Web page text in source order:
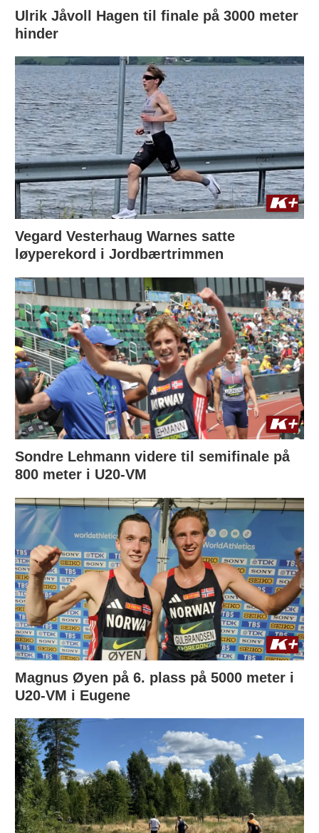
Ulrik Jåvoll Hagen til finale på 3000 meter
hinder
Vegard Vesterhaug Warnes satte
løyperekord i Jordbærtrimmen
Sondre Lehmann videre til semifinale på
800 meter i U20-VM
Magnus Øyen på 6. plass på 5000 meter i
U20-VM i Eugene